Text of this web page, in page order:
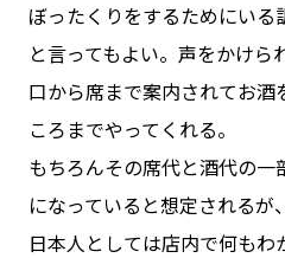
ぼったくりをするためにい
と言ってもよい。声をかけら
口から席まで案内されてお酒
ころまでやってくれる。
もちろんその席代と酒代の
になっていると想定されるが
日本人としては店内で何も